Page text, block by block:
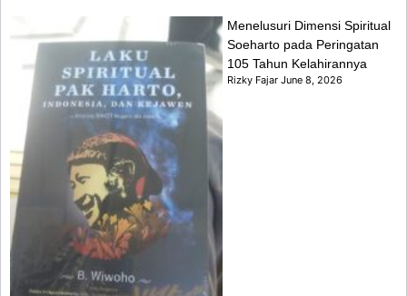
Menelusuri Dimensi Spiritual
Soeharto pada Peringatan
105 Tahun Kelahirannya
Rizky FajarJune 8, 2026